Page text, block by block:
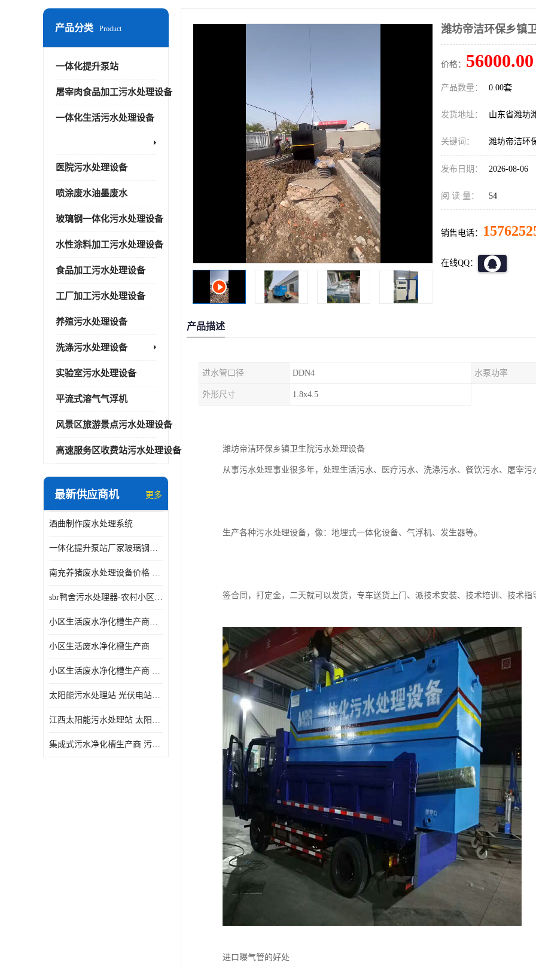
产品分类 Product
一体化提升泵站
屠宰肉食品加工污水处理设备
一体化生活污水处理设备
医院污水处理设备
喷涂废水油墨废水
玻璃钢一体化污水处理设备
水性涂料加工污水处理设备
食品加工污水处理设备
工厂加工污水处理设备
养殖污水处理设备
洗涤污水处理设备
实验室污水处理设备
平流式溶气气浮机
风景区旅游景点污水处理设备
高速服务区收费站污水处理设备
最新供应商机 更多
酒曲制作废水处理系统
一体化提升泵站厂家玻璃钢材质价格
南充养猪废水处理设备价格 ao污水处理器 *专人看管
sbr鸭舍污水处理器-农村小区生活污水净化器
小区生活废水净化槽生产商帝洁环保
小区生活废水净化槽生产商
小区生活废水净化槽生产商 污水净化槽装置
太阳能污水处理站 光伏电站污水处理器厂家定制
江西太阳能污水处理站 太阳能污水处理设备造型美观
集成式污水净化槽生产商 污水净化槽装置 一站式服务
潍坊帝洁环保乡镇
价格： 56000.00
产品数量： 0.00套
发货地址： 山东省潍坊
关键词： 潍坊帝洁环
发布日期： 2026-08-06
阅 读 量： 54
销售电话：
在线QQ：
产品描述
进水管口径 DDN4 水泵功率
外形尺寸 1.8x4.5
潍坊帝洁环保乡镇卫生院污水处理设备
从事污水处理事业很多年，处理生活污水、医疗污水、洗涤污水、餐饮污水、屠宰污
生产各种污水处理设备，像：地埋式一体化设备、气浮机、发生器等。
签合同，打定金，二天就可以发货，专车送货上门、派技术安装、技术培训、技术指
进口曝气管的好处